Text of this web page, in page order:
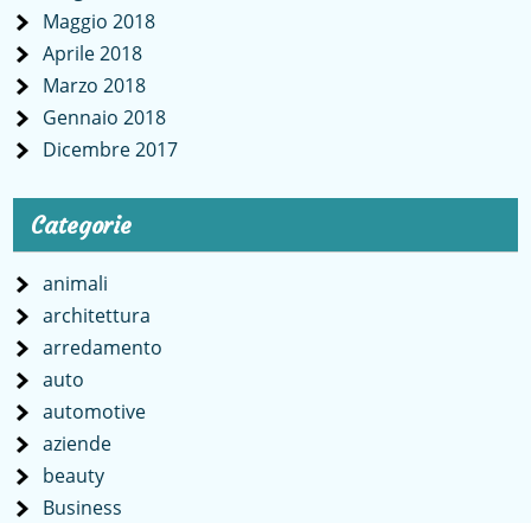
Maggio 2018
Aprile 2018
Marzo 2018
Gennaio 2018
Dicembre 2017
Categorie
animali
architettura
arredamento
auto
automotive
aziende
beauty
Business